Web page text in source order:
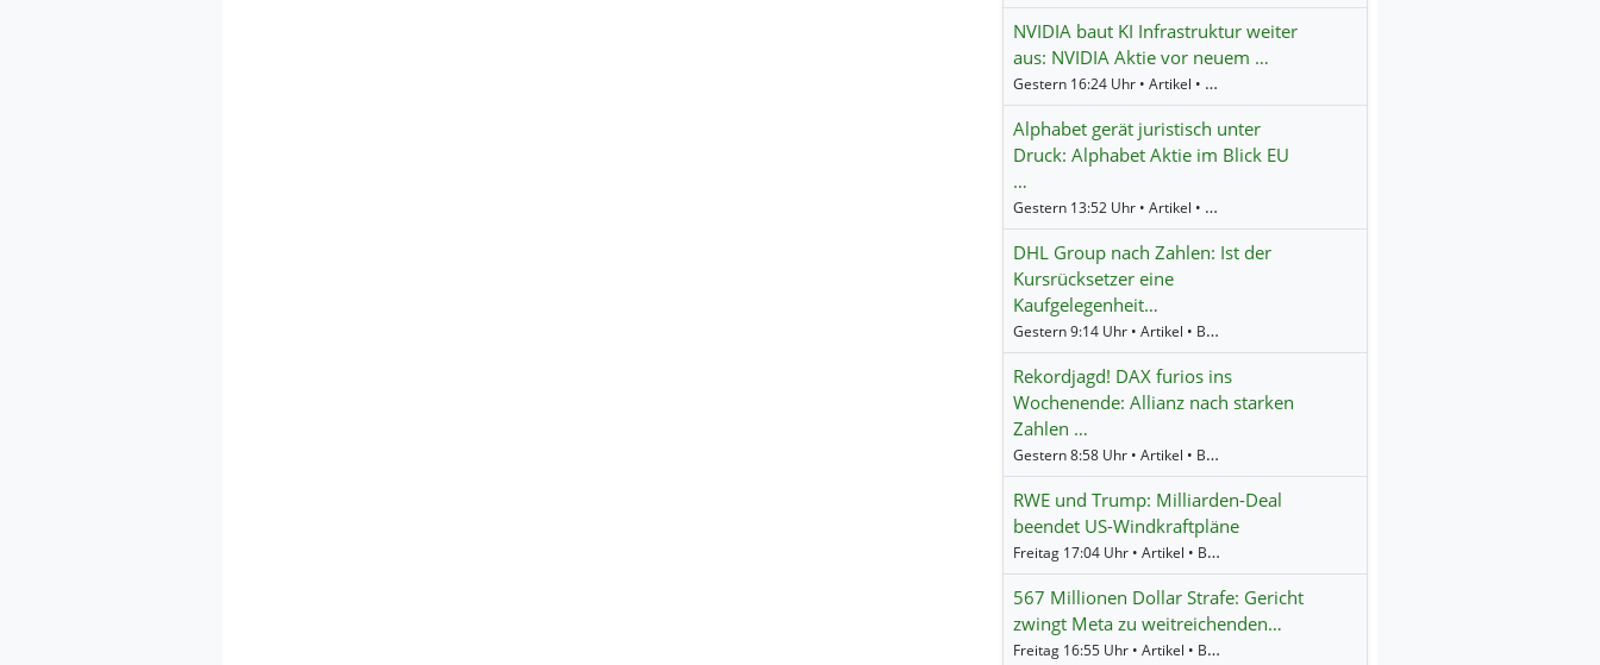
NVIDIA baut KI Infrastruktur weiter
aus: NVIDIA Aktie vor neuem …
Gestern 16:24 Uhr • Artikel • BörsenNEWS.de
Alphabet gerät juristisch unter
Druck: Alphabet Aktie im Blick EU
…
Gestern 13:52 Uhr • Artikel • BörsenNEWS.de
DHL Group nach Zahlen: Ist der
Kursrücksetzer eine
Kaufgelegenheit…
Gestern 9:14 Uhr • Artikel • BörsenNEWS.de
Rekordjagd! DAX furios ins
Wochenende: Allianz nach starken
Zahlen …
Gestern 8:58 Uhr • Artikel • BörsenNEWS.de
RWE und Trump: Milliarden-Deal
beendet US-Windkraftpläne
Freitag 17:04 Uhr • Artikel • BörsenNEWS.de
567 Millionen Dollar Strafe: Gericht
zwingt Meta zu weitreichenden…
Freitag 16:55 Uhr • Artikel • BörsenNEWS.de